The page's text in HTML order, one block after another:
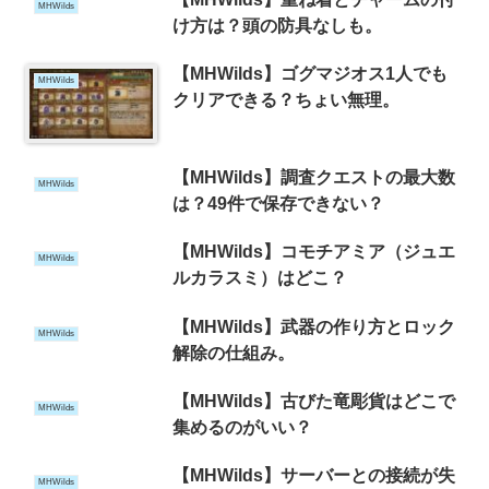
MHWilds
け方は？頭の防具なしも。
MHWilds
【MHWilds】ゴグマジオス1人でも
クリアできる？ちょい無理。
MHWilds
【MHWilds】調査クエストの最大数
は？49件で保存できない？
MHWilds
【MHWilds】コモチアミア（ジュエ
ルカラスミ）はどこ？
MHWilds
【MHWilds】武器の作り方とロック
解除の仕組み。
MHWilds
【MHWilds】古びた竜彫貨はどこで
集めるのがいい？
MHWilds
【MHWilds】サーバーとの接続が失